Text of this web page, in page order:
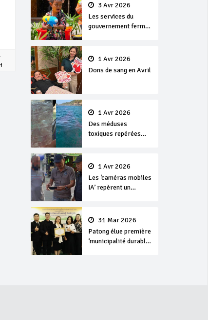
3 Avr 2026
Les services du
gouvernement fermés
Songkran
1 Avr 2026
Dons de sang en Avril
1 Avr 2026
Des méduses
toxiques repérées
1 Avr 2026
Les ‘caméras mobiles
IA’ repèrent un
séjour31 Mar 2026
Patong élue première
‘municipalité durable’